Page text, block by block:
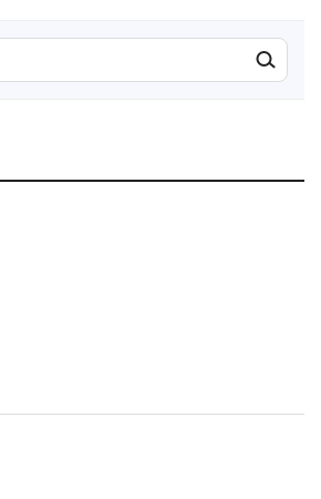
검색실행